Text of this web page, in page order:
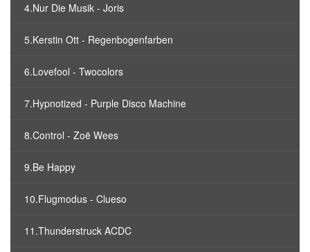
4.Nur Die Musik - Joris
5.Kerstin Ott - Regenbogenfarben
6.Lovefool - Twocolors
7.Hypnotized - Purple Disco Machine
8.Control - Zoë Wees
9.Be Happy
10.Flugmodus - Clueso
11.Thunderstruck ACDC